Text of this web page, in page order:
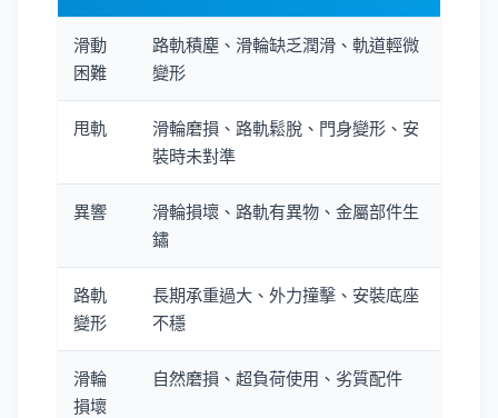
滑動
困難
路軌積塵、滑輪缺乏潤滑、軌道輕微
變形
甩軌
滑輪磨損、路軌鬆脫、門身變形、安
裝時未對準
異響
滑輪損壞、路軌有異物、金屬部件生
鏽
路軌
變形
長期承重過大、外力撞擊、安裝底座
不穩
滑輪
損壞
自然磨損、超負荷使用、劣質配件